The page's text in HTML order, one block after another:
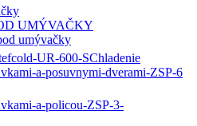
UMÝVAČKY
umývačky
Chladenie